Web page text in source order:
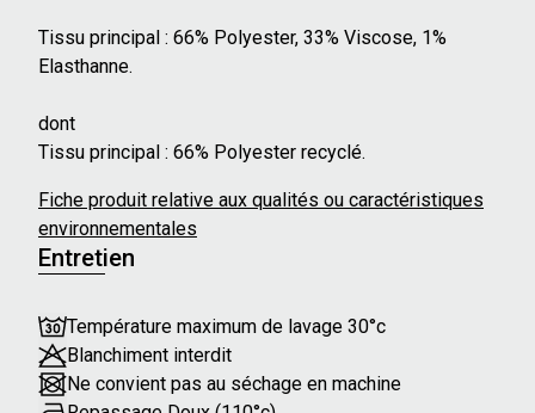
- Poches arrière boutonnées
- Passants de ceinture
Ce pantalon fait partie d'un ensemble. Complétez votre
look avec la veste H25JINGLE.V BEIGE !
Nos mannequins mesurent en moyenne 175 cm et
portent une taille 36 ou 46.
Tissu principal : 66% Polyester, 33% Viscose, 1%
Elasthanne.
dont
Tissu principal : 66% Polyester recyclé.
Fiche produit relative aux qualités ou caractéristiques
environnementales
Entretien
Température maximum de lavage 30°c
Blanchiment interdit
Ne convient pas au séchage en machine